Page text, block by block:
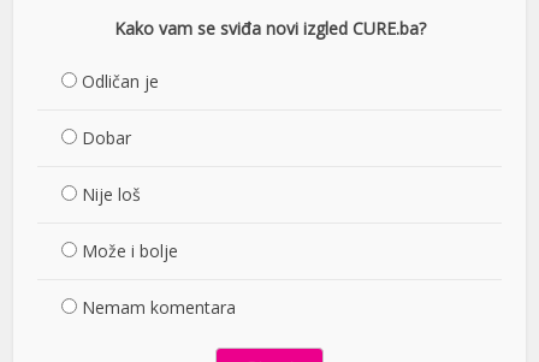
Kako vam se sviđa novi izgled CURE.ba?
Odličan je
Dobar
Nije loš
Može i bolje
Nemam komentara